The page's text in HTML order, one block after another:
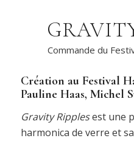
Commande du
Création au Festival
Pauline Haas, Michel
Gravity Ripplesest une
harmonica de verre et